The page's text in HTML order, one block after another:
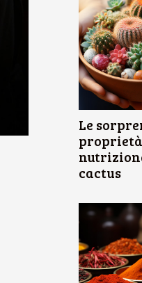
Le
proprietà
cactus